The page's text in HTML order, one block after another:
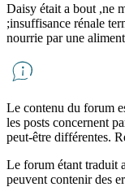
Daisy était a bout ,ne
;insuffisance rénale
nourrie par une
Le contenu du forum
les posts concernent
peut-être différentes.
Le forum étant traduit
peuvent contenir des